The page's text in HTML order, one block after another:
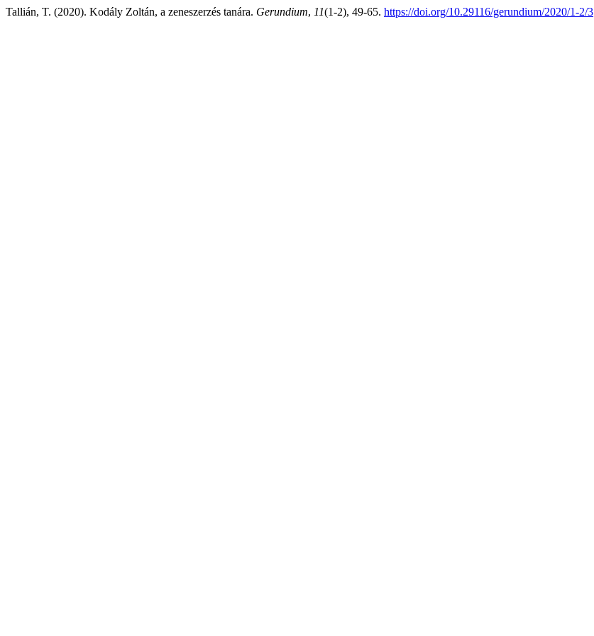
Tallián, T. (2020). Kodály Zoltán, a zeneszerzés tanára. Gerundium, 11(1-2), 49-65. https://doi.org/10.29116/gerundium/2020/1-2/3